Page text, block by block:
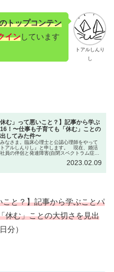
トアルしんり
し
トップコンテン
インしています
休む」って悪いこと？】記事から学ぶ
！〜仕事も子育ても「休む」ことの
してみた件〜
なさま。臨床心理士と公認心理師をやって
アルしんりし』と申します。 現在、婚活
員の伴侶と発達障害(自閉スペクトラム症と
2023.02.09
と？】記事から学ぶことパ
休む」ことの大切さを見出
分）